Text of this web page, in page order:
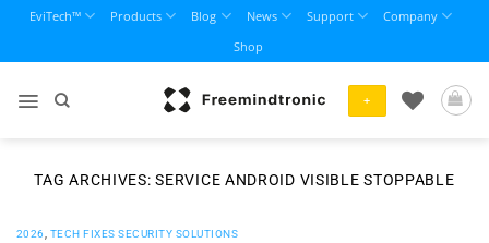
content
EviTech™ Products Blog News Support
Company
Shop
+
TAG ARCHIVES:SERVICE ANDROID VISIBLE STOPPABLE
2026 TECH FIXES SECURITY SOLUTIONS